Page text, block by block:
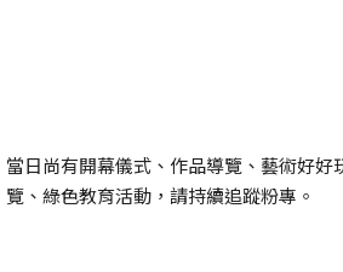
當日尚有開幕儀式、作品導覽、藝術好好
覽、綠色教育活動，請持續追蹤粉專。